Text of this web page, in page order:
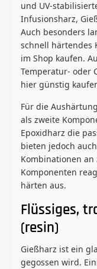
und UV-
Infusionsharz,
Auch besonders
schnell härtendes
im Shop kaufen.
Temperatur- oder
hier günstig
Für die
als zweite
Epoxidharz die
bieten jedoch
Kombinationen
Komponenten
härten aus.
Flüssiges,
(resin)
Gießharz ist ein
gegossen wird.